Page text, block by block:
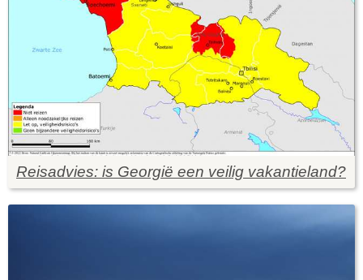
Reisadvies: is Georgië een veilig vakantieland?